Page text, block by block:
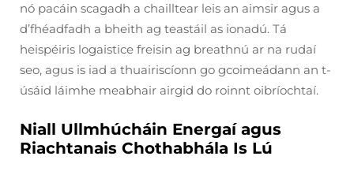
nó pacáin scagadh a chailltear leis an aimsir agus a
d’fhéadfadh a bheith ag teastáil as ionadú. Tá
heispéiris logaistice freisin ag breathnú ar na rudaí
seo, agus is iad a thuairiscíonn go gcoimeádann an t-
úsáid láimhe meabhair airgid do roinnt oibríochtaí.
Niall Ullmhúcháin Energaí agus
Riachtanais Chothabhála Is Lú